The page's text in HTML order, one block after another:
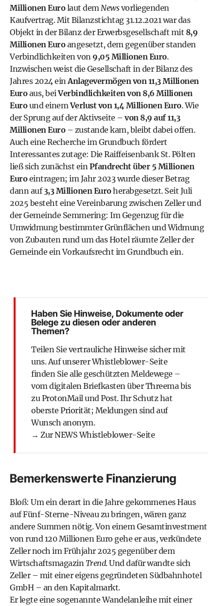
Millionen Eurolaut dem Newsvorliegenden
Kaufvertrag. Mit Bilanzstichtag 31.12.2021 war das
Objekt in der Bilanz der Erwerbsgesellschaft mit 8,9
Millionen Euroangesetzt, dem gegenüber standen
Verbindlichkeiten von 9,05 Millionen Euro.
Inzwischen weist die Gesellschaft in der Bilanz des
Jahres 2024 ein Anlagevermögen von 11,3 Millionen
Euroaus, beiVerbindlichkeiten von 8,6 Millionen
Euround einemVerlust von 1,4 Millionen Euro. Wie
der Sprung auf der Aktivseite – von 8,9 auf 11,3
Millionen Euro– zustande kam, bleibt dabei offen.
Auch eine Recherche im Grundbuch fördert
Interessantes zutage: Die Raiffeisenbank St. Pölten
ließ sich zunächst ein Pfandrecht über 5 Millionen
Euroeintragen; im Jahr 2023 wurde dieser Betrag
dann auf3,3 Millionen Euroherabgesetzt. Seit Juli
2025 besteht eine Vereinbarung zwischen Zeller und
der Gemeinde Semmering: Im Gegenzug für die
Umwidmung bestimmter Grünflächen und Widmung
von Zubauten rund um das Hotel räumte Zeller der
Gemeinde ein Vorkaufsrecht im Grundbuch ein.
Haben Sie Hinweise, Dokumente oder
Belege zu diesen oder anderen
Themen?
Teilen Sie vertrauliche Hinweise sicher mit
uns. Auf unserer Whistleblower-Seite
finden Sie alle geschützten Meldewege –
vom digitalen Briefkasten über Threema bis
zu ProtonMail und Post. Ihr Schutz hat
oberste Priorität; Meldungen sind auf
Wunsch anonym.
→ ZurNEWS Whistleblower-Seite
Bemerkenswerte Finanzierung
Bloß: Um ein derart in die Jahre gekommenes Haus
auf Fünf-Sterne-Niveau zu bringen, wären ganz
andere Summen nötig. Von einem Gesamtinvestment
von rund 120 Millionen Euro gehe er aus, verkündete
Zellernoch im Frühjahr 2025 gegenüber dem
Wirtschaftsmagazin Trend. Und dafür wandte sich
Zeller – mit einer eigens gegründeten Südbahnhotel
GmbH – an den Kapitalmarkt.
Er legte eine sogenannte Wandelanleihe mit einer